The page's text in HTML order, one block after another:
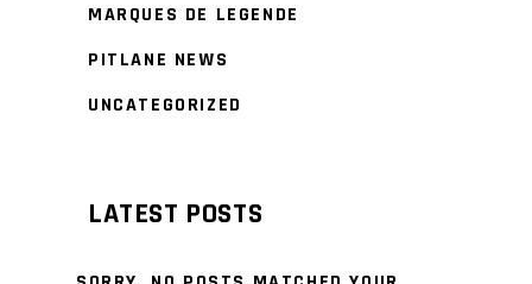
MARQUES DE LEGENDE
PITLANE NEWS
UNCATEGORIZED
LATEST POSTS